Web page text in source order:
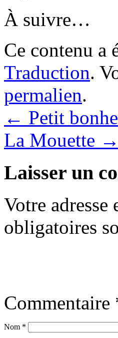
À suivre…
Ce contenu a
Traduction.
permalien.
← Petit
La Mouette →
Laisser un
Votre adresse
obligatoires
Commentaire
Nom *